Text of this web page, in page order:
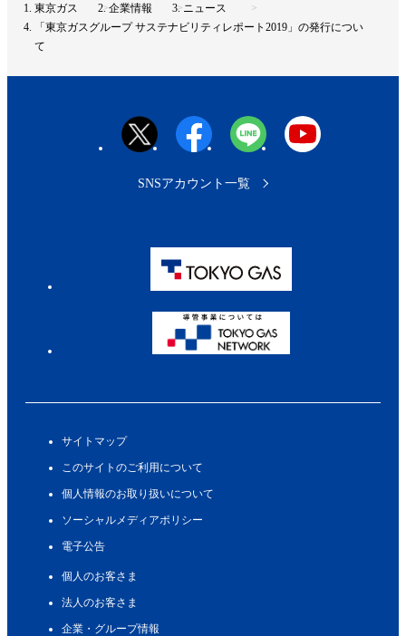
ッ
東京ガス 企業情報
ニュース
「東京ガスグループ サステナビリティレポート2019」の発行につい
て
サイトマップ
このサイトのご利用について
個人情報のお取り扱いについて
ソーシャルメディアポリシー
電子公告
個人のお客さま
法人のお客さま
企業・グループ情報
SNSアカウント一覧